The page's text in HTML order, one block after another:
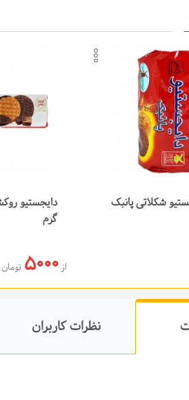
سبد خرید
شکلاتی پانبک
کپی لینک
از5000 تومان
گرم
نظرات کاربران